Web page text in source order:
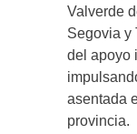
Valverde
Segovia y
del apoyo
asentada
provincia.